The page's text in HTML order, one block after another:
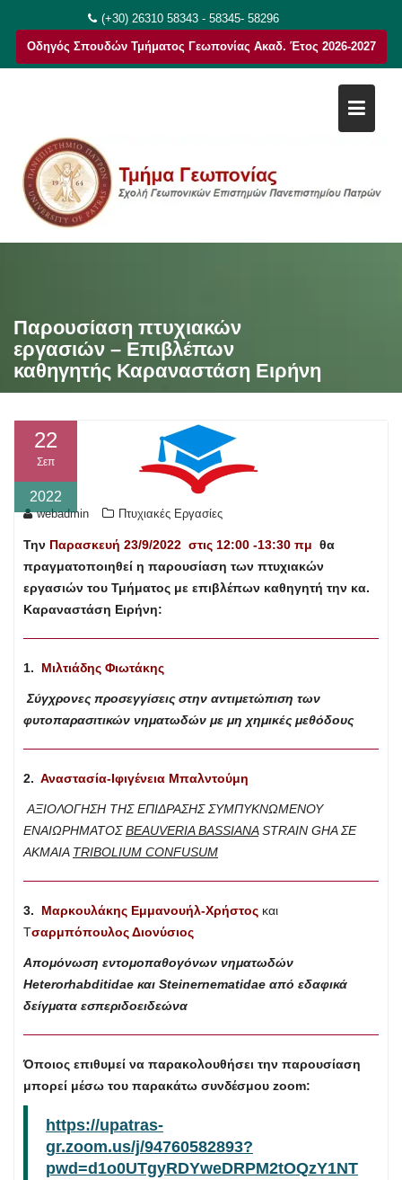
στο
περιεχόμενο
(+30) 26310 58343 - 58345- 58296
Οδηγός Σπουδών Τμήματος Γεωπονίας Ακαδ. Έτος 2026-2027
Παρουσίαση πτυχιακών
εργασιών – Επιβλέπων
καθηγητής Καραναστάση Ειρήνη
22
Σεπ
2022
webadmin Πτυχιακές Εργασίες
Την Παρασκευή 23/9/2022 στις 12:00 -13:30 πμ θα
πραγματοποιηθεί η παρουσίαση των πτυχιακών
εργασιών του Τμήματος με επιβλέπων καθηγητή την κα.
Καραναστάση Ειρήνη:
1. Μιλτιάδης Φιωτάκης
Σύγχρονες προσεγγίσεις στην αντιμετώπιση των
φυτοπαρασιτικών νηματωδών με μη χημικές μεθόδους
2. Αναστασία-Ιφιγένεια Μπαλντούμη
ΑΞΙΟΛΟΓΗΣΗ ΤΗΣ ΕΠΙΔΡΑΣΗΣ ΣΥΜΠΥΚΝΩΜΕΝΟΥ
ΕΝΑΙΩΡΗΜΑΤΟΣBEAUVERIA BASSIANASTRAIN GHA ΣΕ
ΑΚΜΑΙΑ TRIBOLIUM CONFUSUM
3. Μαρκουλάκης Εμμανουήλ-Χρήστος και
Τσαρμπόπουλος Διονύσιος
Απομόνωση εντομοπαθογόνων νηματωδών
Heterorhabditidae και Steinernematidae από εδαφικά
δείγματα εσπεριδοειδεώνα
Όποιος επιθυμεί να παρακολουθήσει την παρουσίαση
μπορεί μέσω του παρακάτω συνδέσμου zoom:
https://upatras-
gr.zoom.us/j/94760582893?
pwd=d1o0UTgyRDYweDRPM2tOQzY1NT